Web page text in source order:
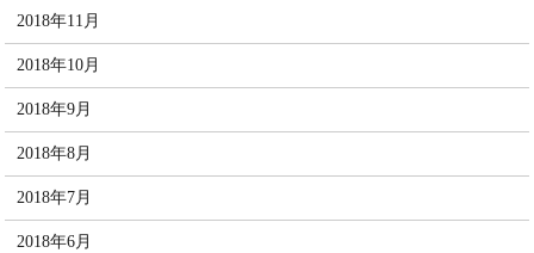
2018年11月
2018年10月
2018年9月
2018年8月
2018年7月
2018年6月